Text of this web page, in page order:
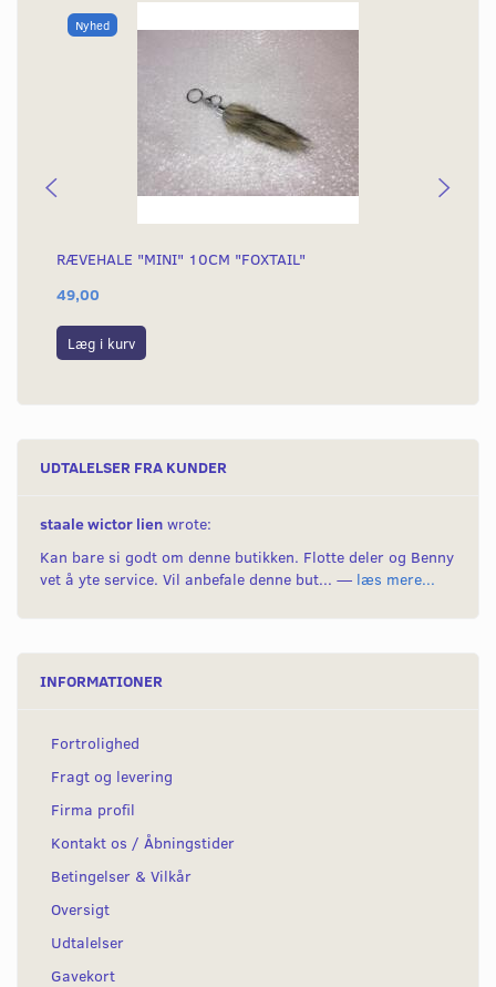
Nyhed
RÆVEHALE "MINI" 10CM "FOXTAIL"
49,00
Læg i kurv
UDTALELSER FRA KUNDER
staale wictor lien wrote:
Kan bare si godt om denne butikken. Flotte deler og Benny
vet å yte service. Vil anbefale denne but... — læs mere...
INFORMATIONER
Fortrolighed
Fragt og levering
Firma profil
Kontakt os / Åbningstider
Betingelser & Vilkår
Oversigt
Udtalelser
Gavekort